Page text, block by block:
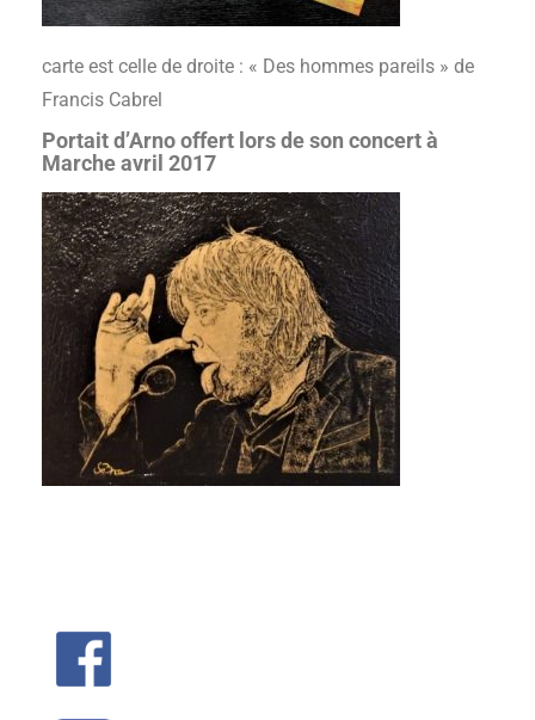
carte est celle de droite : « Des hommes pareils » de
Francis Cabrel
Portait d’Arno offert lors de son concert à
Marche avril 2017